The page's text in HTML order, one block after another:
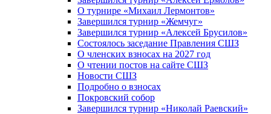
О турнире «Михаил Лермонтов»
Завершился турнир «Жемчуг»
Завершился турнир «Алексей Брусилов»
Состоялось заседание Правления СШЗ
О членских взносах на 2027 год
О чтении постов на сайте СШЗ
Новости СШЗ
Подробно о взносах
Покровский собор
Завершился турнир «Николай Раевский»